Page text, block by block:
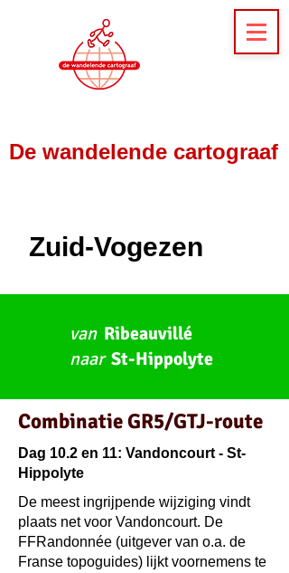
De wandelende cartograaf
Zuid-Vogezen
van Ribeauvillé
naarSt-Hippolyte
Combinatie GR5/GTJ-route
Dag 10.2 en 11: Vandoncourt - St-
Hippolyte
De meest ingrijpende wijziging vindt
plaats net voor Vandoncourt. De
FFRandonnée (uitgever van o.a. de
Franse topoguides) lijkt voornemens te